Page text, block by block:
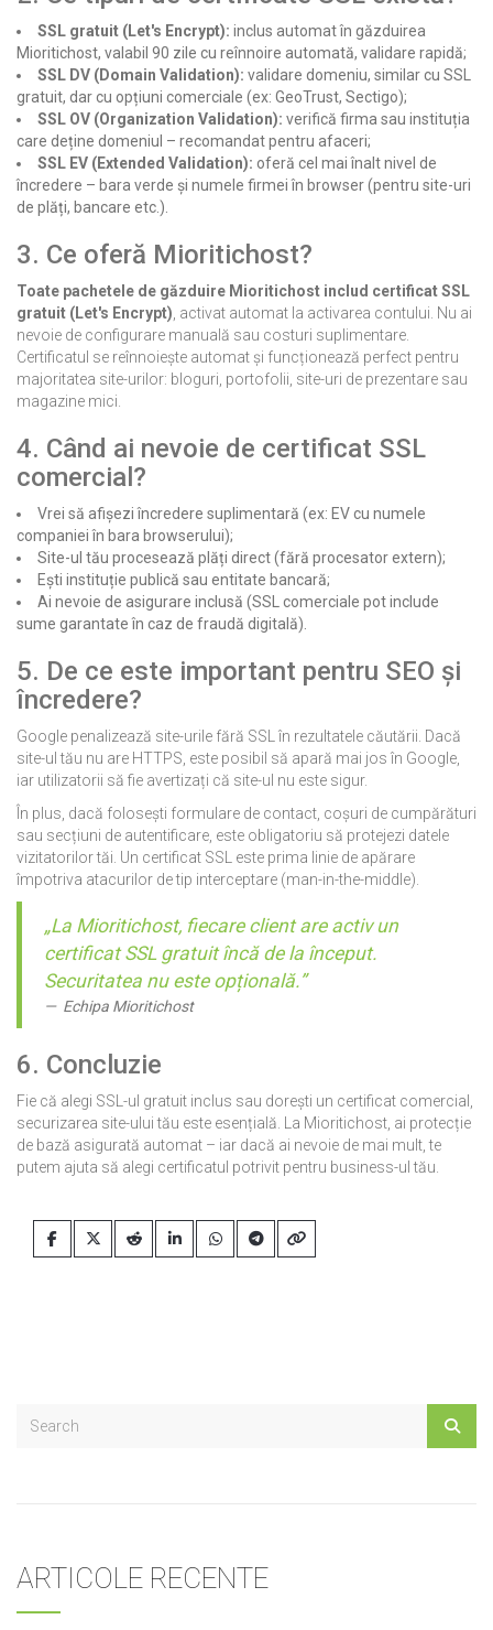
SSL gratuit (Let's Encrypt): inclus automat în găzduirea
Mioritichost, valabil 90 zile cu reînnoire automată, validare rapidă;
SSL DV (Domain Validation): validare domeniu, similar cu SSL
gratuit, dar cu opțiuni comerciale (ex: GeoTrust, Sectigo);
SSL OV (Organization Validation): verifică firma sau instituția
care deține domeniul – recomandat pentru afaceri;
SSL EV (Extended Validation): oferă cel mai înalt nivel de
încredere – bara verde și numele firmei în browser (pentru site-uri
de plăți, bancare etc.).
3. Ce oferă Mioritichost?
Toate pachetele de găzduire Mioritichost includ certificat SSL
gratuit (Let's Encrypt) , activat automat la activarea contului. Nu ai
nevoie de configurare manuală sau costuri suplimentare.
Certificatul se reînnoiește automat și funcționează perfect pentru
majoritatea site-urilor: bloguri, portofolii, site-uri de prezentare sau
magazine mici.
4. Când ai nevoie de certificat SSL
comercial?
Vrei să afișezi încredere suplimentară (ex: EV cu numele
companiei în bara browserului);
Site-ul tău procesează plăți direct (fără procesator extern);
Ești instituție publică sau entitate bancară;
Ai nevoie de asigurare inclusă (SSL comerciale pot include
sume garantate în caz de fraudă digitală).
5. De ce este important pentru SEO și
încredere?
Google penalizează site-urile fără SSL în rezultatele căutării. Dacă
site-ul tău nu are HTTPS, este posibil să apară mai jos în Google,
iar utilizatorii să fie avertizați că site-ul nu este sigur.
În plus, dacă folosești formulare de contact, coșuri de cumpărături
sau secțiuni de autentificare, este obligatoriu să protejezi datele
vizitatorilor tăi. Un certificat SSL este prima linie de apărare
împotriva atacurilor de tip interceptare (man-in-the-middle).
„La Mioritichost, fiecare client are activ un
certificat SSL gratuit încă de la început.
Securitatea nu este opțională.”
Echipa Mioritichost
6. Concluzie
Fie că alegi SSL-ul gratuit inclus sau dorești un certificat comercial,
securizarea site-ului tău este esențială. La Mioritichost, ai protecție
de bază asigurată automat – iar dacă ai nevoie de mai mult, te
putem ajuta să alegi certificatul potrivit pentru business-ul tău.
ARTICOLE RECENTE